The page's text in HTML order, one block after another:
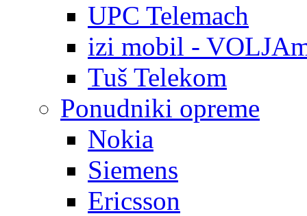
UPC Telemach
izi mobil -
Tuš Telekom
Ponudniki opreme
Nokia
Siemens
Ericsson